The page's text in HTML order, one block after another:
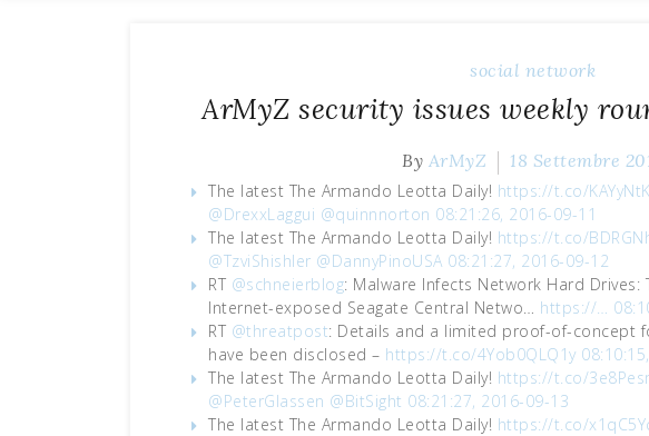
social network
ArMyZ security issues weekly
By ArMyZ 18 Settembre
The latest The Armando Leotta Daily! https://t.co/
@DrexxLaggui @quinnnorton 08:21:26, 2016-09-11
The latest The Armando Leotta Daily! https://t.co/
@TzviShishler @DannyPinoUSA 08:21:27, 2016-09-12
RT @schneierblog: Malware Infects Network Hard
Internet-exposed Seagate Central Netwo… https://…
RT @threatpost: Details and a limited proof-of-concept
have been disclosed – https://t.co/4Yob0QLQ1y
The latest The Armando Leotta Daily! https://t.co/
@PeterGlassen @BitSight 08:21:27, 2016-09-13
The latest The Armando Leotta Daily! https://t.co/